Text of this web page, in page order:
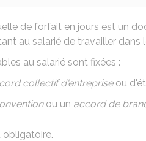
de forfait en jours est un
au salarié de travailler dans
au salarié sont fixées :
collectif d'entrepriseou
ou un accord de
obligatoire.